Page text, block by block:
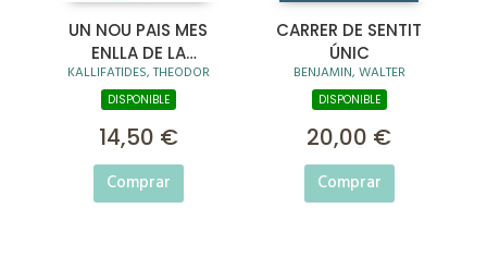
UN NOU PAIS MES
ENLLA DE LA
FINESTRA
KALLIFATIDES, THEODOR
DISPONIBLE
14,50 €
Comprar
CARRER DE SENTIT
ÚNIC
BENJAMIN, WALTER
DISPONIBLE
20,00 €
Comprar